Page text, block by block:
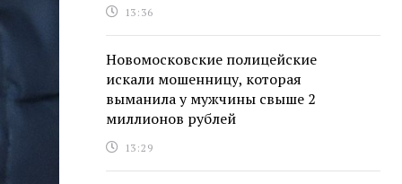
13:36
Новомосковские полицейские
искали мошенницу, которая
выманила у мужчины свыше 2
миллионов рублей
13:29